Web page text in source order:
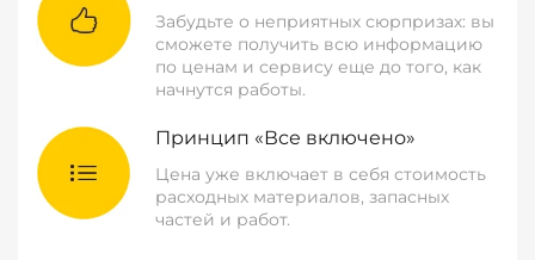
Забудьте о неприятных сюрпризах: вы
сможете получить всю информацию
по ценам и сервису еще до того, как
начнутся работы.
Принцип «Все включено»
Цена уже включает в себя стоимость
расходных материалов, запасных
частей и работ.